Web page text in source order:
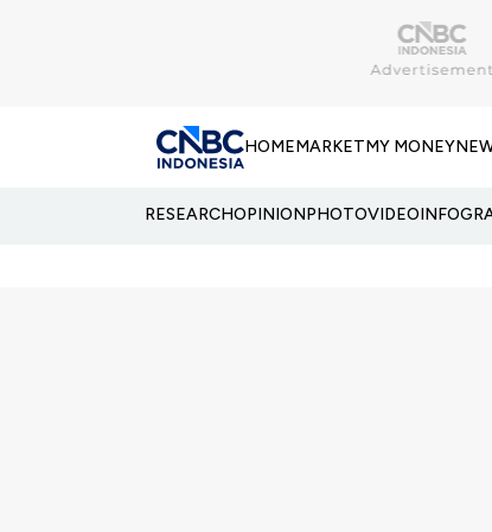
HOMEMARKETMY MONEY
RESEARCHOPINIONPHOTOVIDEO